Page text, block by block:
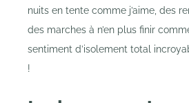
nuits en tente comme j’aime, des
des marches à n’en plus finir
sentiment d’isolement total
!